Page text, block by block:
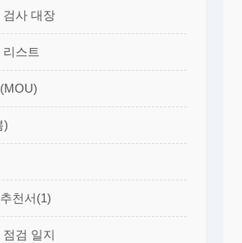
검사 대장
리스트
)
천서(1)
검 일지